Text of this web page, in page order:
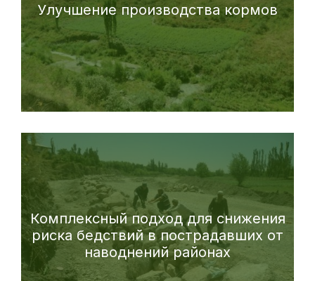
Улучшение производства кормов
Комплексный подход для снижения
риска бедствий в пострадавших от
наводнений районах